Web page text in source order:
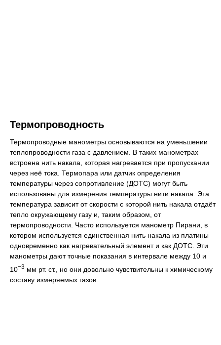
Термопроводность
Термопроводные манометры основываются на уменьшении
теплопроводности газа с давлением. В таких манометрах
встроена нить накала, которая нагревается при пропускании
через неё тока. Термопара или датчик определения
температуры через сопротивление (ДОТС) могут быть
использованы для измерения температуры нити накала. Эта
температура зависит от скорости с которой нить накала отдаёт
тепло окружающему газу и, таким образом, от
термопроводности. Часто используется манометр Пирани, в
котором используется единственная нить накала из платины
одновременно как нагревательный элемент и как ДОТС. Эти
манометры дают точные показания в интервале между 10 и
10−3 мм рт. ст., но они довольно чувствительны к химическому
составу измеряемых газов.